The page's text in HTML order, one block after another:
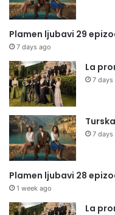
Plamen ljubavi 29
7 days ago
La
7 days
7 days
Plamen ljubavi 28
1 week ago
La